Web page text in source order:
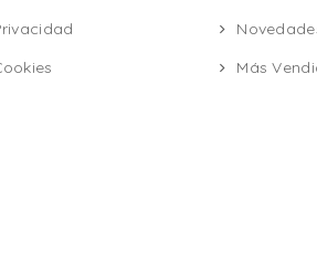
Más